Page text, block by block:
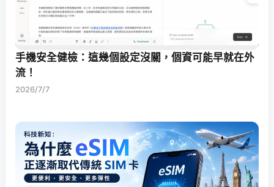
手機安全健檢：這幾個設定沒關，個資可能早就在外
流！
2026/7/7